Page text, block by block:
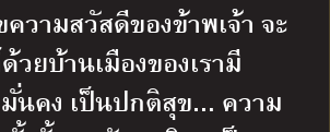
วามสวัสดีของข้าพเจ้า จะ
วยบ้านเมืองของเรามี
นคง เป็นปกติสุข… ความ